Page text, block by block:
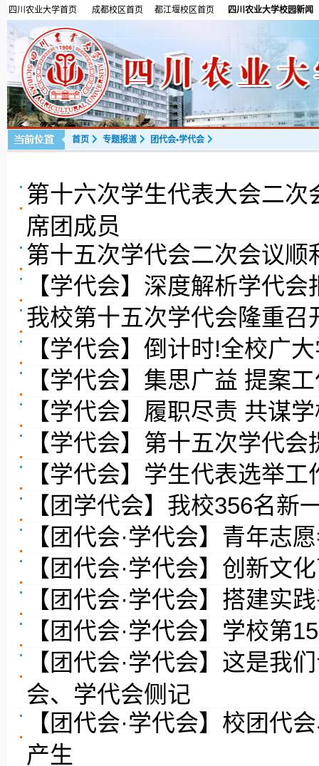
四川农业大学首页 成都校区首页 都江堰校区首页 四川农业大学校园新闻
首页 专题报道 团代会•学代会
第十六次学生代表大会二
席团成员
第十五次学代会二次会议顺
【学代会】深度解析学代会
我校第十五次学代会隆重召
【学代会】倒计时!全校广
【学代会】集思广益 提案
【学代会】履职尽责 共谋
【学代会】第十五次学代
【学代会】学生代表选举
【团学代会】我校356名新
【团代会·学代会】青年志
【团代会·学代会】创新文
【团代会·学代会】搭建实
【团代会·学代会】学校第
【团代会·学代会】这是
会、学代会侧记
【团代会·学代会】校团代
产生